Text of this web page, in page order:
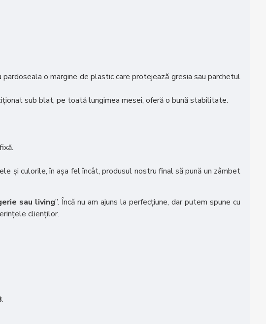
o margine de plastic care protejează gresia sau parchetul
sub blat, pe toată lungimea mesei, oferă o bună stabilitate.
și culorile, în așa fel încât, produsul nostru final să pună un zâmbet
sau living”. Încă nu am ajuns la perfecțiune, dar putem spune cu
clienților.
.